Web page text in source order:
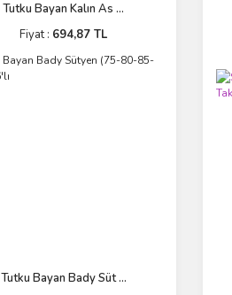
Tutku Bayan Kalın As ...
Fiyat : 694,87 TL
Tutku Bayan Bady Süt ...